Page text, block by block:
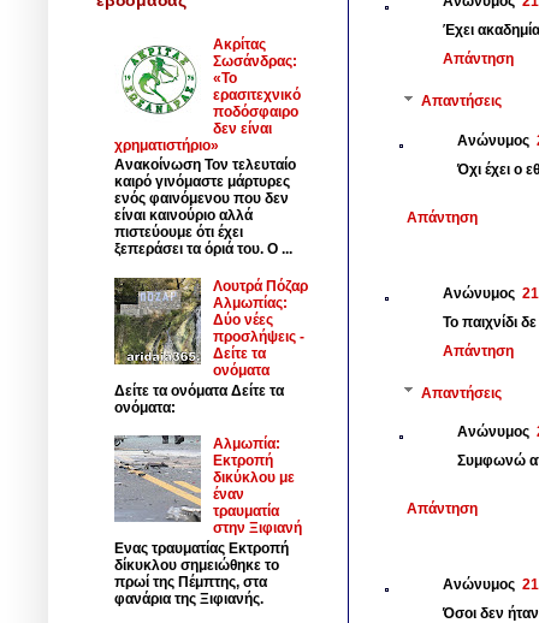
Έχει
Απάντηση
Απαντήσεις
Ανώνυμος
Όχι έχει ο
Απάντηση
Ανώνυμος
Το παιχνίδι
Απάντηση
Απαντήσεις
Ανώνυμος
Συμφωνώ
Απάντηση
Ανώνυμος
Όσοι δεν
Ακρίτας
Σωσάνδρας:
«Το
ερασιτεχνικό
ποδόσφαιρο
δεν είναι
χρηματιστήριο»
Ανακοίνωση Τον τελευταίο
καιρό γινόμαστε μάρτυρες
ενός φαινόμενου που δεν
είναι καινούριο αλλά
πιστεύουμε ότι έχει
ξεπεράσει τα όριά του. Ο ...
Λουτρά Πόζαρ
Αλμωπίας:
Δύο νέες
προσλήψεις -
Δείτε τα
ονόματα
Δείτε τα ονόματα Δείτε τα
ονόματα:
Αλμωπία:
Εκτροπή
δικύκλου με
έναν
τραυματία
στην Ξιφιανή
Ενας τραυματίας Εκτροπή
δίκυκλου σημειώθηκε το
πρωί της Πέμπτης, στα
φανάρια της Ξιφιανής.